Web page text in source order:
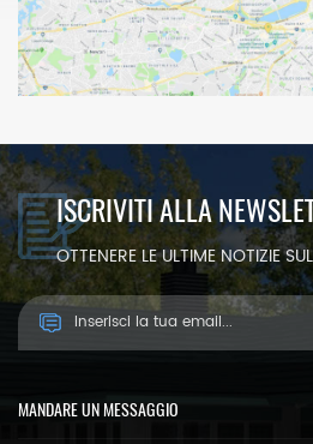
ISCRIVITI ALLA
OTTENERE LE ULTIME NOTIZIE
MANDARE UN MESSAGGIO